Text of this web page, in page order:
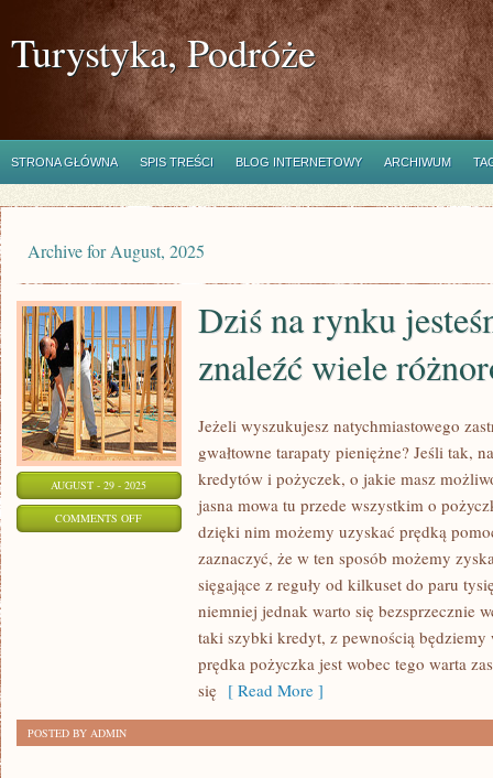
Turystyka, Podróże
STRONA GŁÓWNA SPIS TREŚCI BLOG INTERNETOWY ARCHIWUM
Archive for August, 2025
AUGUST - 29 - 2025
COMMENTS OFFON
Dziś na rynku
znaleźć wiele
Jeżeli wyszukujesz natychmiastowego
gwałtowne tarapaty pieniężne? Jeśli tak,
kredytów i pożyczek, o jakie masz
jasna mowa tu przede wszystkim o
dzięki nim możemy uzyskać prędką
zaznaczyć, że w ten sposób możemy
sięgające z reguły od kilkuset do paru
niemniej jednak warto się bezsprzecznie
taki szybki kredyt, z pewnością będziemy
prędka pożyczka jest wobec tego warta
się [ Read More ]
POSTED BY ADMIN